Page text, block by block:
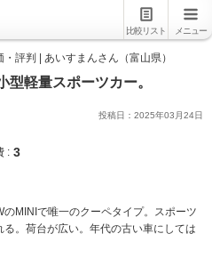
比較リスト メニュー
評判 | あいすまんさん（富山県）
型軽量スポーツカー。
投稿日： 2025年03 月24日
: 3
MINIで唯一のクーペタイプ。スポーツ
。荷台が広い。年代の古い車にしては